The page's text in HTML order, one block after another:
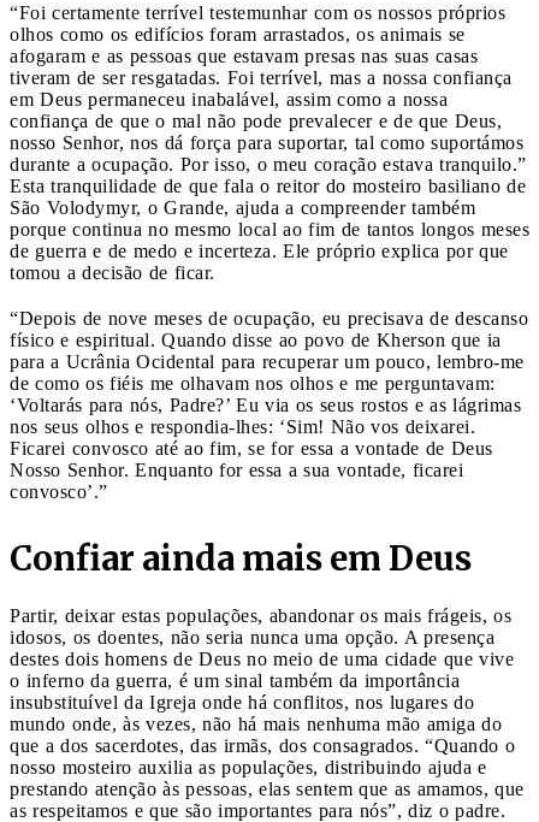
“Foi certamente terrível testemunhar com os nossos próprios
olhos como os edifícios foram arrastados, os animais se
afogaram e as pessoas que estavam presas nas suas casas
tiveram de ser resgatadas. Foi terrível, mas a nossa confiança
em Deus permaneceu inabalável, assim como a nossa
confiança de que o mal não pode prevalecer e de que Deus,
nosso Senhor, nos dá força para suportar, tal como suportámos
durante a ocupação. Por isso, o meu coração estava tranquilo.”
Esta tranquilidade de que fala o reitor do mosteiro basiliano de
São Volodymyr, o Grande, ajuda a compreender também
porque continua no mesmo local ao fim de tantos longos meses
de guerra e de medo e incerteza. Ele próprio explica por que
tomou a decisão de ficar.
“Depois de nove meses de ocupação, eu precisava de descanso
físico e espiritual. Quando disse ao povo de Kherson que ia
para a Ucrânia Ocidental para recuperar um pouco, lembro-me
de como os fiéis me olhavam nos olhos e me perguntavam:
‘Voltarás para nós, Padre?’ Eu via os seus rostos e as lágrimas
nos seus olhos e respondia-lhes: ‘Sim! Não vos deixarei.
Ficarei convosco até ao fim, se for essa a vontade de Deus
Nosso Senhor. Enquanto for essa a sua vontade, ficarei
convosco’.”
Confiar ainda mais em Deus
Partir, deixar estas populações, abandonar os mais frágeis, os
idosos, os doentes, não seria nunca uma opção. A presença
destes dois homens de Deus no meio de uma cidade que vive
o inferno da guerra, é um sinal também da importância
insubstituível da Igreja onde há conflitos, nos lugares do
mundo onde, às vezes, não há mais nenhuma mão amiga do
que a dos sacerdotes, das irmãs, dos consagrados. “Quando o
nosso mosteiro auxilia as populações, distribuindo ajuda e
prestando atenção às pessoas, elas sentem que as amamos, que
as respeitamos e que são importantes para nós”, diz o padre.